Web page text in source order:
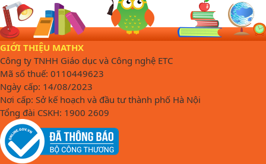
GIỚI THIỆU MATHX
Công ty TNHH Giáo dục và Công nghệ ETC
Mã số thuế: 0110449623
Ngày cấp: 14/08/2023
Nơi cấp: Sở kế hoạch và đầu tư thành phố Hà Nội
Tổng đài CSKH: 1900 2609